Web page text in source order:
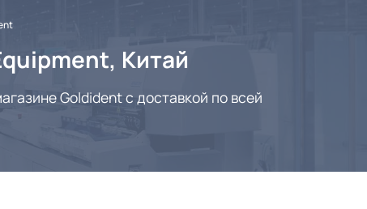
Китай
Goldident с доставкой по всей